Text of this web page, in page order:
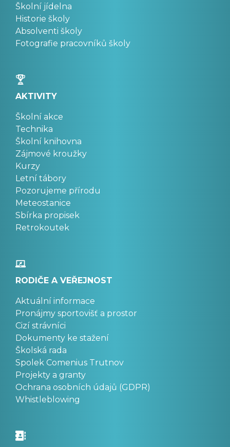
Školní jídelna
Historie školy
Absolventi školy
Fotografie pracovníků školy
AKTIVITY
Školní akce
Technika
Školní knihovna
Zájmové kroužky
Kurzy
Letní tábory
Pozorujeme přírodu
Meteostanice
Sbírka propisek
Retrokoutek
RODIČE A VEŘEJNOST
Aktuální informace
Pronájmy sportovišť a prostor
Cizí strávníci
Dokumenty ke stažení
Školská rada
Spolek Comenius Trutnov
Projekty a granty
Ochrana osobních údajů (GDPR)
Whistleblowing